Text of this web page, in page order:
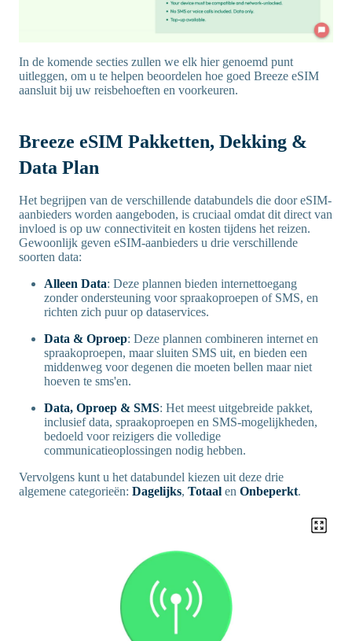
In de komende secties zullen we elk hier genoemd punt
uitleggen, om u te helpen beoordelen hoe goed Breeze eSIM
aansluit bij uw reisbehoeften en voorkeuren.
Breeze eSIM Pakketten, Dekking &
Data Plan
Het begrijpen van de verschillende databundels die door eSIM-
aanbieders worden aangeboden, is cruciaal omdat dit direct van
invloed is op uw connectiviteit en kosten tijdens het reizen.
Gewoonlijk geven eSIM-aanbieders u drie verschillende
soorten data:
Alleen Data: Deze plannen bieden internettoegang
zonder ondersteuning voor spraakoproepen of SMS, en
richten zich puur op dataservices.
Data & Oproep: Deze plannen combineren internet en
spraakoproepen, maar sluiten SMS uit, en bieden een
middenweg voor degenen die moeten bellen maar niet
hoeven te sms'en.
Data, Oproep & SMS: Het meest uitgebreide pakket,
inclusief data, spraakoproepen en SMS-mogelijkheden,
bedoeld voor reizigers die volledige
communicatieoplossingen nodig hebben.
Vervolgens kunt u het databundel kiezen uit deze drie
algemene categorieën: Dagelijks, Totaal en Onbeperkt.